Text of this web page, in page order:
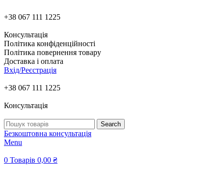
+38 067 111 1225
Консультація
Політика конфіденційності
Політика повернення товару
Доставка і оплата
Вхід/Реєстрація
+38 067 111 1225
Консультація
Search
Безкоштовна консультація
Menu
0 Товарів 0,00 ₴